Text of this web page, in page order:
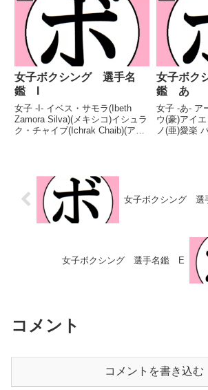
(タイ)ノンムアイ・ゴーキャット
ジム(タイ) 索引に戻る
女子ボクシング 選手名
鑑 I
女子 -I- イベス・サモラ(Ibeth
Zamora Silva)(メキシコ)イシュラ
ク・チャイブ(Ichrak Chaib)(アル
女子ボク
鑑 あ
女子 -あ- ア
ウ(豪)アイ
ノ(亜)愛楽
女子ボクシング
女子ボクシング 選手名鑑 E
コメント
コメントを書き込む